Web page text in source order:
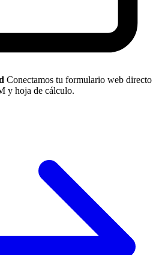
Conectamos tu formulario web directo
y hoja de cálculo.